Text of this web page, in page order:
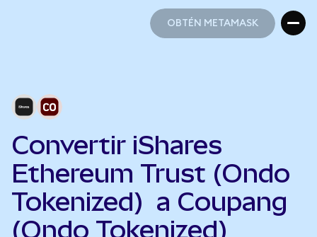
OBTÉN METAMASK
Convertir iShares
Ethereum Trust (Ondo
Tokenized) a Coupang
(Ondo Tokenized)